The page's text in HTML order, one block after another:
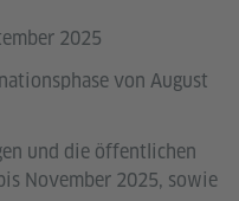
2025
von August
und die öffentlichen
November 2025, sowie